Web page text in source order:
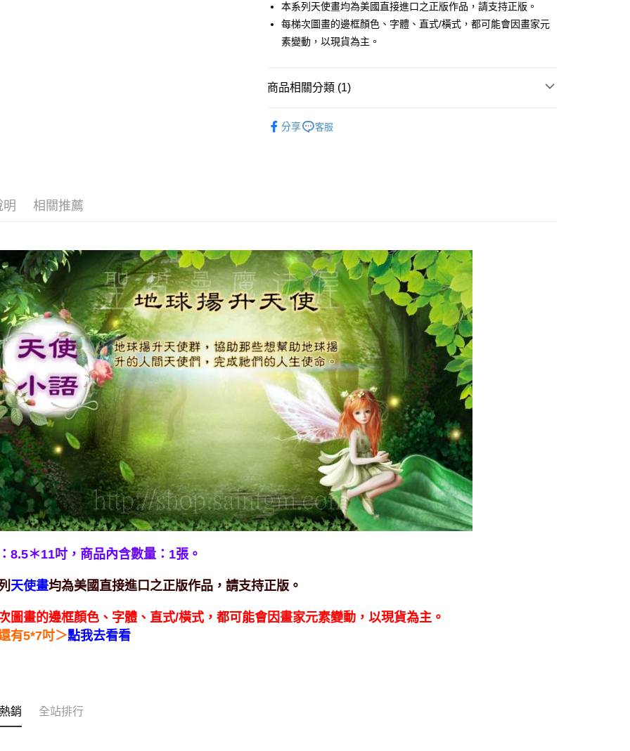
Apple Pay
街口支付
ATM付款
運送方式
賣家宅配幫您送（台灣）
每筆NT$80，滿NT$3,000(含以上)免運費
郵局幫你送（離島）
每筆NT$80，滿NT$3,000(含以上)免運費
付款後門市自取
免運費
本系列天使畫均為美國直接進口之正版作品，請支持正版。
每梯次圖畫的邊框顏色、字體、直式/橫式，都可能會因畫家元
素變動，以現貨為主。
商品相關分類 (1)
分享
客服
明 相關推薦
8.5＊11吋， 商品內含數量：1張。
天使畫均為美國直接進口之正版作品，請支持正版。
圖畫的邊框顏色、字體、直式/橫式，都可能會因畫家元素變動，以現貨為主。
有5*7吋＞點我去看看
銷 全站排行